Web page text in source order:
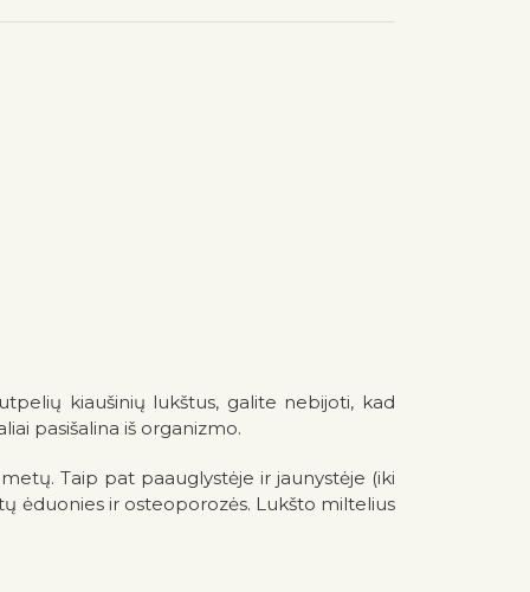
kiaušinių lukštus, galite nebijoti, kad
pasišalina iš organizmo.
Taip pat paauglystėje ir jaunystėje (iki
ėduonies ir osteoporozės. Lukšto miltelius